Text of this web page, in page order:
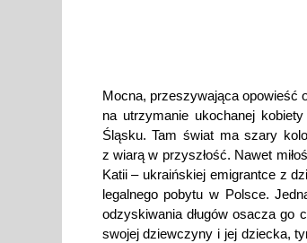
Mocna, przeszywająca opowieść
na utrzymanie ukochanej
Śląsku. Tam świat ma szary
z wiarą w przyszłość. Nawet
Katii – ukraińskiej emigrantce z
legalnego pobytu w Polsce.
odzyskiwania długów osacza go
swojej dziewczyny i jej dziecka,